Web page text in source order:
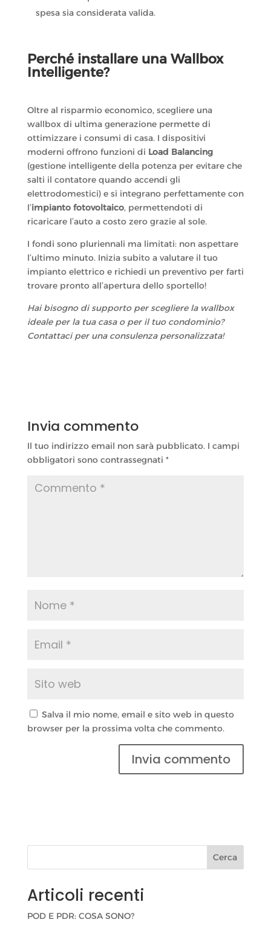
spesa sia considerata valida.
Perché installare una Wallbox
Intelligente?
Oltre al risparmio economico, scegliere una
wallbox di ultima generazione permette di
ottimizzare i consumi di casa. I dispositivi
moderni offrono funzioni di Load Balancing
(gestione intelligente della potenza per evitare che
salti il contatore quando accendi gli
elettrodomestici) e si integrano perfettamente con
l’impianto fotovoltaico, permettendoti di
ricaricare l’auto a costo zero grazie al sole.
I fondi sono pluriennali ma limitati: non aspettare
l’ultimo minuto. Inizia subito a valutare il tuo
impianto elettrico e richiedi un preventivo per farti
trovare pronto all’apertura dello sportello!
Hai bisogno di supporto per scegliere la wallbox
ideale per la tua casa o per il tuo condominio?
Contattaci per una consulenza personalizzata!
Invia commento
Il tuo indirizzo email non sarà pubblicato. I campi
obbligatori sono contrassegnati *
Salva il mio nome, email e sito web in questo
browser per la prossima volta che commento.
Cerca
Articoli recenti
POD E PDR: COSA SONO?